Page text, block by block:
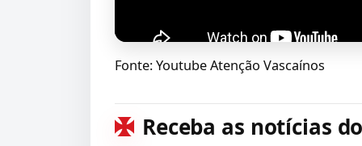
Fonte: Youtube Atenção Vascaínos
Receba as notícias